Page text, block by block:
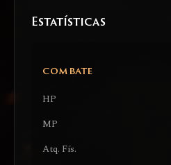
Estatísticas
COMBATE
HP
MP
Atq. Fís.